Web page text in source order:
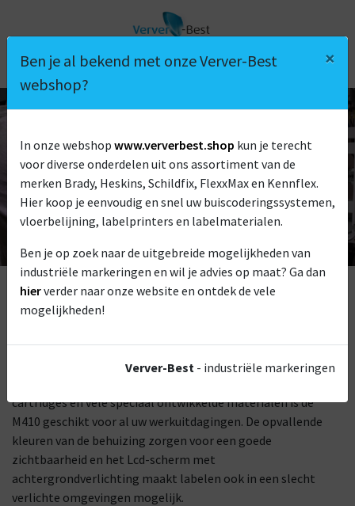
Ben je al bekend met onze Verver-Best
webshop?
×
In onze webshop www.ververbest.shop kun je terecht
voor diverse onderdelen uit ons assortiment van de
merken Brady, Heskins, Schildfix, FlexxMax en Kennflex.
Hier koop je eenvoudig en snel uw buiscoderingssystemen,
vloerbelijning, labelprinters en labelmaterialen.
Ben je op zoek naar de uitgebreide mogelijkheden van
industriële markeringen en wil je advies op maat? Ga dan
hierverder naar onze website en ontdek de vele
mogelijkheden!
Verver-Best - industriële markeringen
BRADY M410
datacomprofessionals. Deze labelprinter is speciaal
ontworpen voor het printen van kwalitatieve labels tot 25,40
cartridges en vele speciaal ontwikkelde materialen is de
M410 geschikt voor al uw werkuitdagingen. De opvallende
kleuren van de behuizing zorgen voor een goede
zichtbaarheid en het Lcd-scherm met
achtergrondverlichting maakt labelen ook in een slecht
verlichte omgevingen mogelijk.